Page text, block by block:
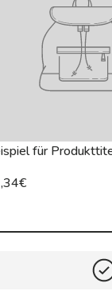
für